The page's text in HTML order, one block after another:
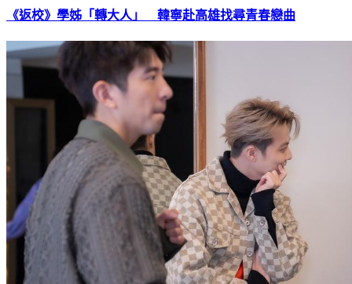
《返校》學姊「轉大人」 韓寧赴高雄找尋青春戀曲